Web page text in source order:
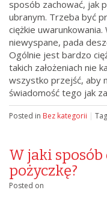
sposób zachować, jak
ubranym. Trzeba być
ciężkie
niewyspane, pada
Ogólnie jest bardzo
takich założeniach nie
wszystko przejść, aby
świadomość tego jak
Posted in Bez kategorii |
W jaki sposób
pożyczkę?
Posted on